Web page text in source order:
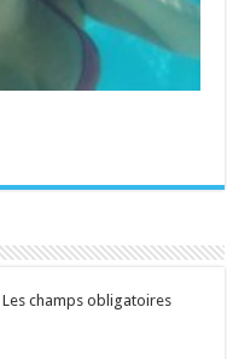
Les champs obligatoires